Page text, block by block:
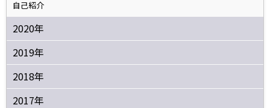
自己紹介
2020年
2019年
2018年
2017年